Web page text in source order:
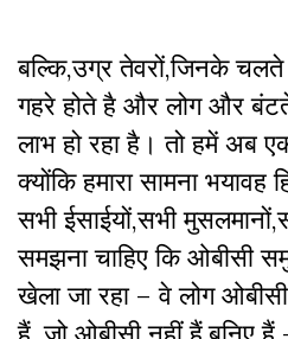
बल्कि,उग्र तेवरों,जिनके
गहरे होते है और लोग और
लाभ हो रहा है। तो हमें अब
क्योंकि हमारा सामना भयावह
सभी ईसाईयों,सभी
समझना चाहिए कि ओबीसी
खेला जा रहा – वे लोग